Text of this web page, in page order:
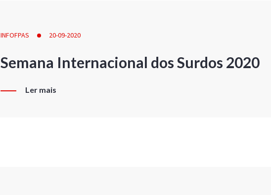
INFOFPAS 20-09-2020
Semana Internacional dos Surdos 2020
Ler mais